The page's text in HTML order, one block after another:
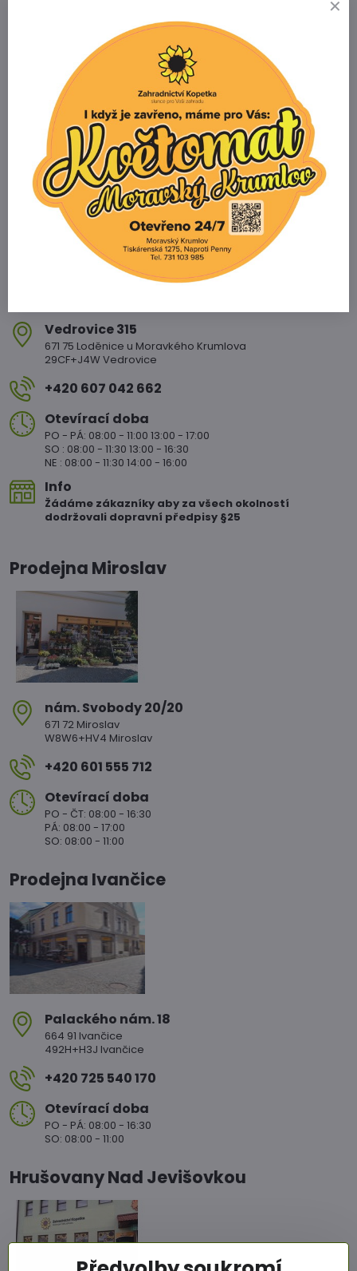
+420 731 103 985
Prodejna
+420 607 042 662
Email
info@zahradnictvikopetka.cz
Zahradnictví Vedrovice
Vedrovice 315
671 75 Loděnice u Moravkého Krumlova
29CF+J4W Vedrovice
+420 607 042 662
Otevírací doba
PO - PÁ: 08:00 - 11:00 13:00 - 17:00
SO : 08:00 - 11:30 13:00 - 16:30
NE : 08:00 - 11:30 14:00 - 16:00
Info
Žádáme zákazníky aby za všech okolností
dodržovali dopravní předpisy §25
Prodejna Miroslav
nám​. Svobody 20/20
671 72 Miroslav
W8W6+HV4 Miroslav
+420 601 555 712
Otevírací doba
PO - ČT: 08:00 - 16:30
PÁ: 08:00 - 17:00
SO: 08:00 - 11:00
Prodejna Ivančice
Palackého nám​. 18
664 91 Ivančice
492H+H3J Ivančice
+420 725 540 170
Otevírací doba
PO - PÁ: 08:00 - 16:30
SO: 08:00 - 11:00
Hrušovany Nad Jevišovkou